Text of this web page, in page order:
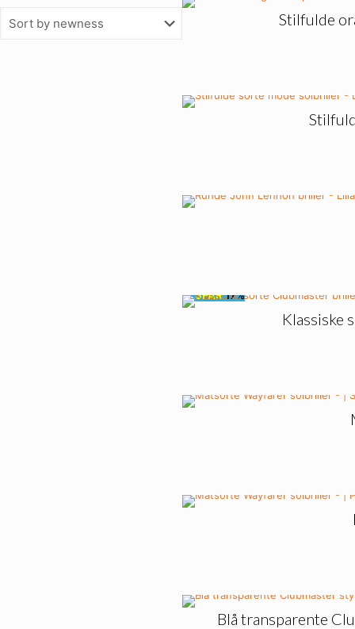
Stilfulde
🔥SPAR17%
Klassiske
Blå transparente